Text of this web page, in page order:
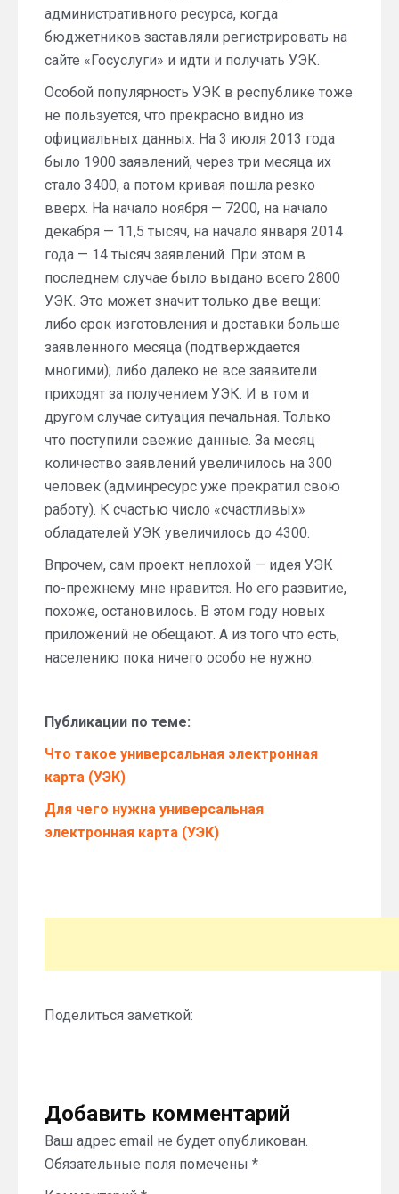
административного ресурса, когда
бюджетников заставляли регистрировать на
сайте «Госуслуги» и идти и получать УЭК.
Особой популярность УЭК в республике тоже
не пользуется, что прекрасно видно из
официальных данных. На 3 июля 2013 года
было 1900 заявлений, через три месяца их
стало 3400, а потом кривая пошла резко
вверх. На начало ноября — 7200, на начало
декабря — 11,5 тысяч, на начало января 2014
года — 14 тысяч заявлений. При этом в
последнем случае было выдано всего 2800
УЭК. Это может значит только две вещи:
либо срок изготовления и доставки больше
заявленного месяца (подтверждается
многими); либо далеко не все заявители
приходят за получением УЭК. И в том и
другом случае ситуация печальная. Только
что поступили свежие данные. За месяц
количество заявлений увеличилось на 300
человек (админресурс уже прекратил свою
работу). К счастью число «счастливых»
обладателей УЭК увеличилось до 4300.
Впрочем, сам проект неплохой — идея УЭК
по-прежнему мне нравится. Но его развитие,
похоже, остановилось. В этом году новых
приложений не обещают. А из того что есть,
населению пока ничего особо не нужно.
Публикации по теме:
Что такое универсальная электронная
карта (УЭК)
Для чего нужна универсальная
электронная карта (УЭК)
Поделиться заметкой:
Добавить комментарий
Ваш адрес email не будет опубликован.
Обязательные поля помечены *